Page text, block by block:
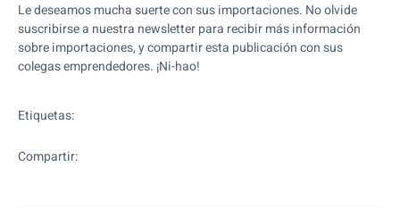
Le deseamos mucha suerte con sus importaciones. No olvide
suscribirse a nuestra newsletter para recibir más información
sobre importaciones, y compartir esta publicación con sus
colegas emprendedores. ¡Ni-hao!
Etiquetas:
Compartir: